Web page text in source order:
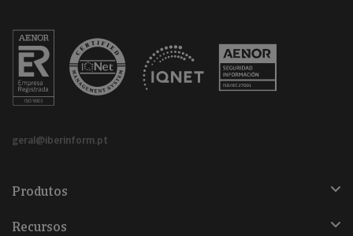
geral@iberinform.pt
Produtos
Recursos